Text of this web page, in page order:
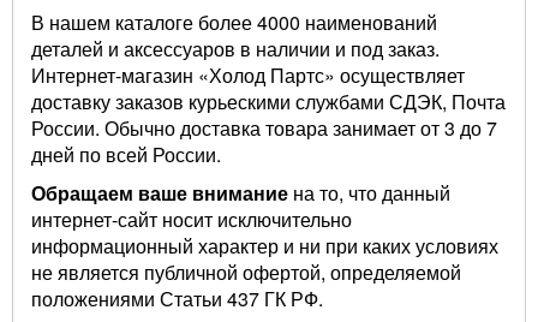
В нашем каталоге более 4000 наименований
деталей и аксессуаров в наличии и под заказ.
Интернет-магазин «Холод Партс» осуществляет
доставку заказов курьескими службами СДЭК, Почта
России. Обычно доставка товара занимает от 3 до 7
дней по всей России.
Обращаем ваше внимание на то, что данный
интернет-сайт носит исключительно
информационный характер и ни при каких условиях
не является публичной офертой, определяемой
положениями Статьи 437 ГК РФ.